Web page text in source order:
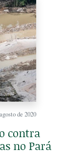
de 2020
contra
no Pará